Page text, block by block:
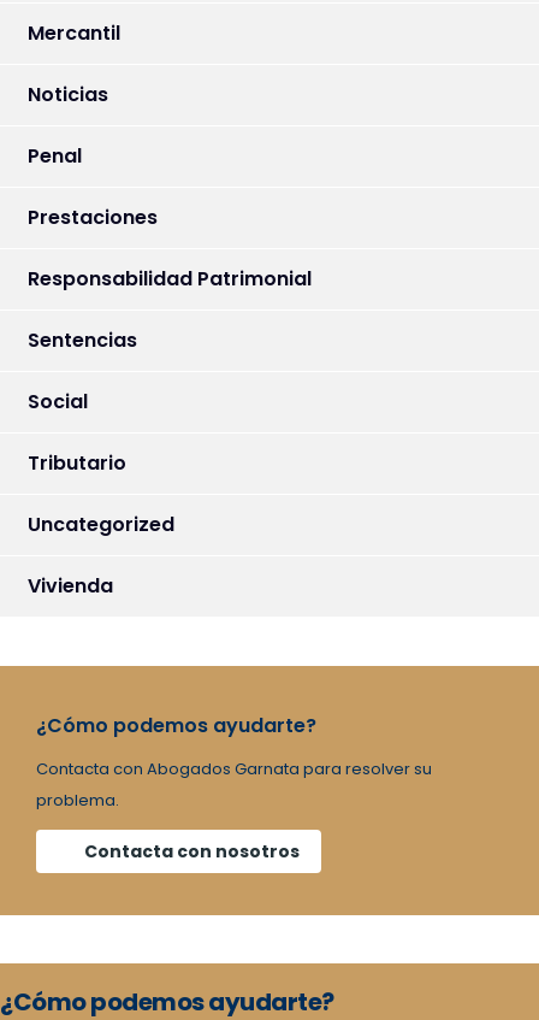
Mercantil
Noticias
Penal
Prestaciones
Responsabilidad Patrimonial
Sentencias
Social
Tributario
Uncategorized
Vivienda
¿Cómo podemos ayudarte?
Contacta con Abogados Garnata para resolver su
problema.
Contacta con nosotros
¿Cómo podemos ayudarte?